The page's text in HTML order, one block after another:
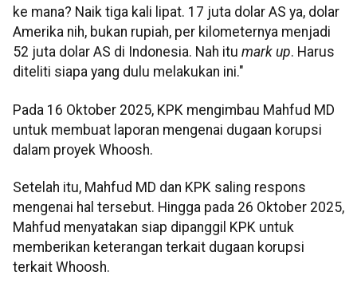
ke mana? Naik tiga kali lipat. 17 juta dolar AS ya, dolar
Amerika nih, bukan rupiah, per kilometernya menjadi
52 juta dolar AS di Indonesia. Nah itu mark up. Harus
diteliti siapa yang dulu melakukan ini."
Pada 16 Oktober 2025, KPK mengimbau Mahfud MD
untuk membuat laporan mengenai dugaan korupsi
dalam proyek Whoosh.
Setelah itu, Mahfud MD dan KPK saling respons
mengenai hal tersebut. Hingga pada 26 Oktober 2025,
Mahfud menyatakan siap dipanggil KPK untuk
memberikan keterangan terkait dugaan korupsi
terkait Whoosh.